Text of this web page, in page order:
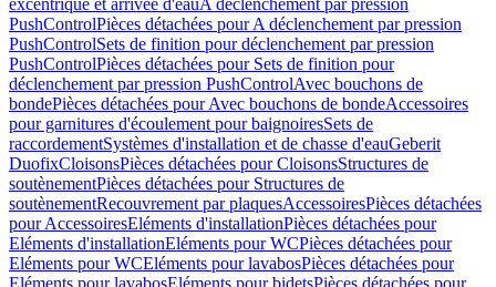
excentrique et arrivée d'eauA déclenchement par pression
PushControlPièces détachées pour A déclenchement par pression
PushControlSets de finition pour déclenchement par pression
PushControlPièces détachées pour Sets de finition pour
déclenchement par pression PushControlAvec bouchons de
bondePièces détachées pour Avec bouchons de bondeAccessoires
pour garnitures d'écoulement pour baignoiresSets de
raccordementSystèmes d'installation et de chasse d'eauGeberit
DuofixCloisonsPièces détachées pour CloisonsStructures de
soutènementPièces détachées pour Structures de
soutènementRecouvrement par plaquesAccessoiresPièces détachées
pour AccessoiresEléments d'installationPièces détachées pour
Eléments d'installationEléments pour WCPièces détachées pour
Eléments pour WCEléments pour lavabosPièces détachées pour
Eléments pour lavabosEléments pour bidetsPièces détachées pour